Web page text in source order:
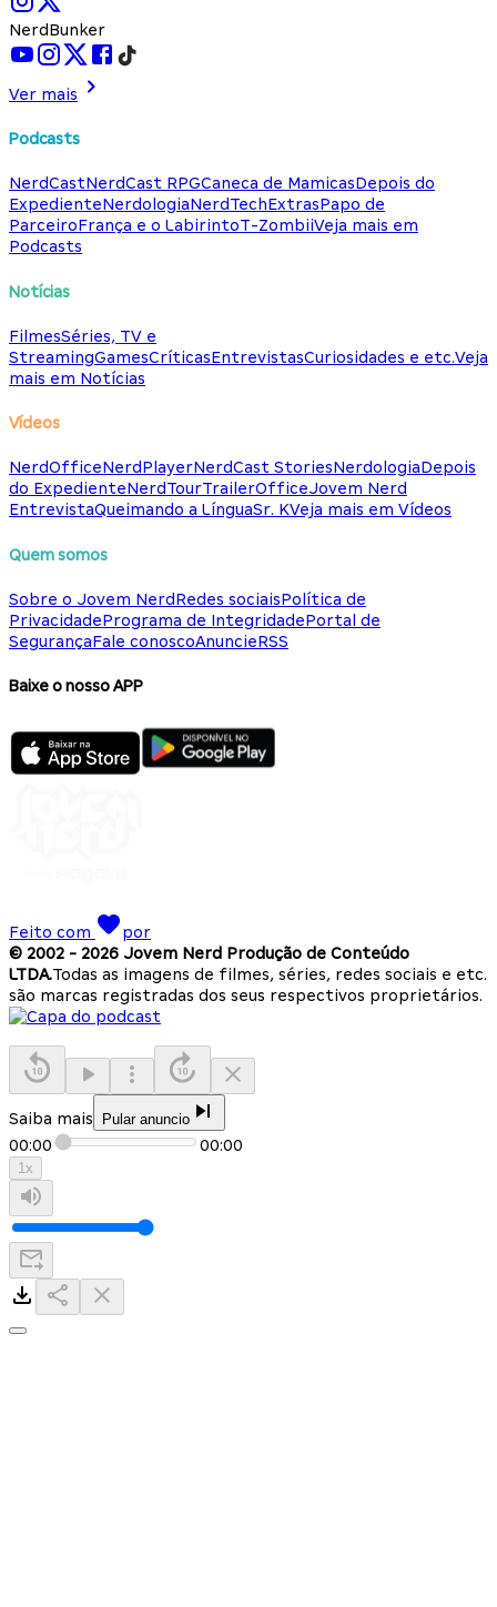
NerdBunker
Ver mais
Podcasts
NerdCastNerdCast RPGCaneca de MamicasDepois do
ExpedienteNerdologiaNerdTechExtrasPapo de
ParceiroFrança e o LabirintoT-ZombiiVeja mais em
Podcasts
Notícias
FilmesSéries, TV e
StreamingGamesCríticasEntrevistasCuriosidades e etc.Veja
mais em Notícias
Vídeos
NerdOfficeNerdPlayerNerdCast StoriesNerdologiaDepois
do ExpedienteNerdTourTrailerOfficeJovem Nerd
EntrevistaQueimando a LínguaSr. KVeja mais em Vídeos
Quem somos
Sobre o Jovem NerdRedes sociaisPolítica de
PrivacidadePrograma de IntegridadePortal de
SegurançaFale conoscoAnuncieRSS
Baixe o nosso APP
Feito com
por
© 2002 - 2026 Jovem Nerd Produção de Conteúdo
LTDA.Todas as imagens de filmes, séries, redes sociais e etc.
são marcas registradas dos seus respectivos proprietários.
Saiba mais Pular anuncio
00:00 00:00
1x